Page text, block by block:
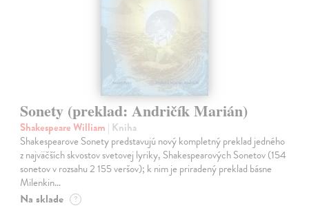
Sonety (preklad: Andričík Marián)
Shakespeare William | Kniha
Shakespearove Sonety predstavujú nový kompletný preklad jedného
z najväčších skvostov svetovej lyriky, Shakespearových Sonetov (154
sonetov v rozsahu 2 155 veršov); k nim je priradený preklad básne
Milenkin…
Na sklade ?